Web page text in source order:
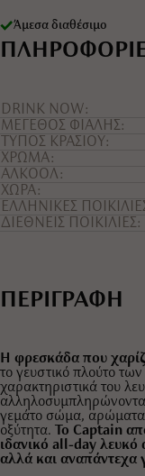
Άμεσα διαθέσιμο
DRINK NOW
ΜΕΓΕΘΟΣ ΦΙΑΛΗΣ
ΤYΠΟΣ ΚΡΑΣΙΟY
ΧΡΩΜΑ
ΑΛΚΟΟΛ
ΧΩΡΑ
ΕΛΛΗΝΙΚΕΣ
ΔΙΕΘΝΕΙΣ ΠΟΙΚΙΛΙΕΣ
ΠΕΡΙΓΡΑΦΗ
Η φρεσκάδα που
το γευστικό πλούτο των
χαρακτηριστικά του
γεμάτο σώμα, αρώματα
οξύτητα. Το Captain
ιδανικό all-day λευκό
αλλά και αναπάντεχα